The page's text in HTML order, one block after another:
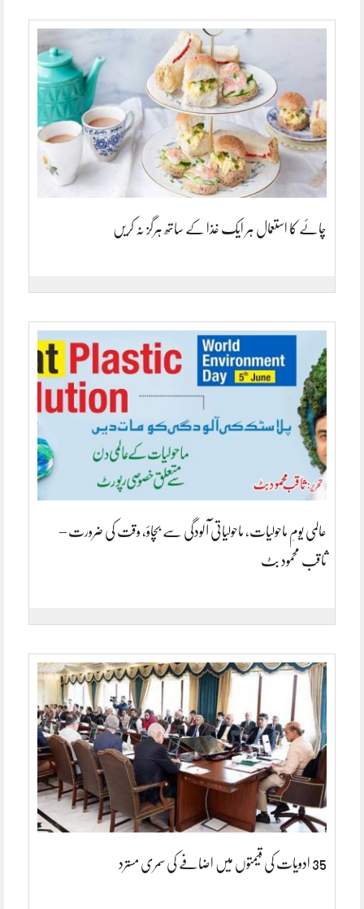
چائے کا استعمال ہر ایک غذا کے ساتھ ہرگز نہ کریں
عالمی یومِ ماحولیات، ماحولیاتی آلودگی سے بچاؤ، وقت کی ضرورت –
ثاقب محمود بٹ
35 ادویات کی قیمتوں میں اضافے کی سمری مسترد